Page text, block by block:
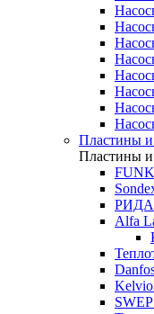
Пластины и
Пластины и
Alfa